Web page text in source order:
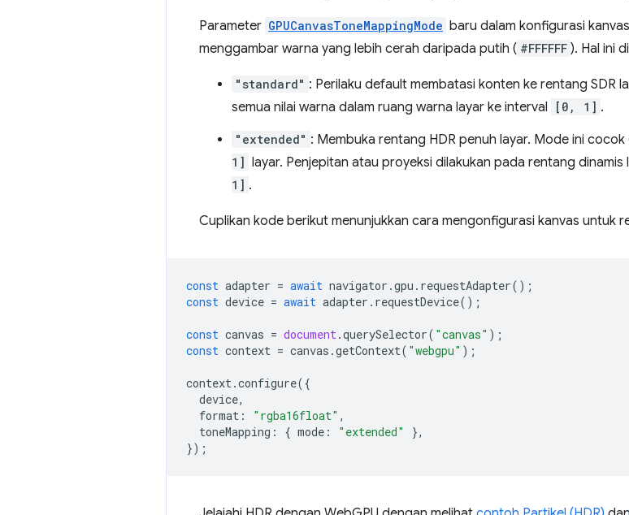
Parameter GPUCanvasToneMappingMode baru dalam konfigurasi
menggambar warna yang lebih cerah daripada putih ( #FFFFFF ). Hal ini
"standard" : Perilaku default membatasi konten ke rentang SDR
semua nilai warna dalam ruang warna layar ke interval
[0, 1] .
"extended" : Membuka rentang HDR penuh layar. Mode ini cocok
1] layar. Penjepitan atau proyeksi dilakukan pada rentang
1] .
Cuplikan kode berikut menunjukkan cara mengonfigurasi kanvas untuk
const adapter = await navigator .gpu . requestAdapter();
const device = await adapter . requestDevice();
const canvas = document.querySelector( "canvas" );
const context = canvas .getContext( "webgpu" );
context.configure({
device,
format : "rgba16float" ,
toneMapping : { mode : "extended"
},
});